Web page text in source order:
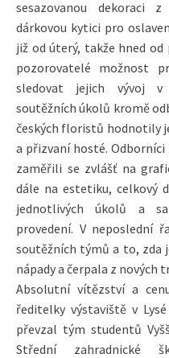
sesazovanou dekoraci
dárkovou kytici pro
již od úterý, takže hned
pozorovatelé možnost
sledovat jejich vývoj v
soutěžních úkolů kromě
českých floristů hodnotily
a přizvaní hosté.
zaměřili se zvlášť na
dále na estetiku, celkový
jednotlivých úkolů a
provedení. V neposlední
soutěžních týmů a to, zda
nápady a čerpala z nových
Absolutní vítězství a
ředitelky výstaviště v
převzal tým studentů
Střední zahradnické